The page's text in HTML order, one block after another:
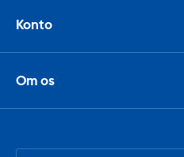
Konto
Om os